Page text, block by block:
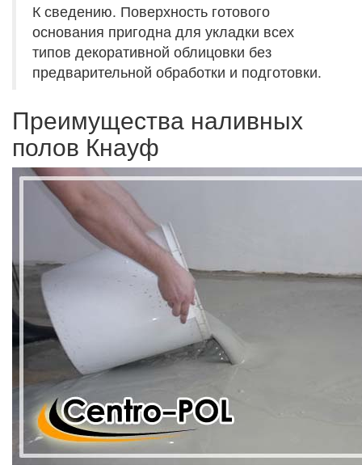
К сведению. Поверхность готового
основания пригодна для укладки всех
типов декоративной облицовки без
предварительной обработки и подготовки.
Преимущества наливных
полов Кнауф